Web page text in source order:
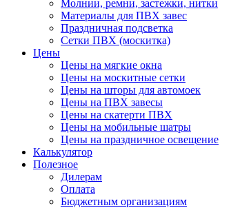
Молнии, ремни, застежки, нитки
Материалы для ПВХ завес
Праздничная подсветка
Сетки ПВХ (москитка)
Цены
Цены на мягкие окна
Цены на москитные сетки
Цены на шторы для автомоек
Цены на ПВХ завесы
Цены на скатерти ПВХ
Цены на мобильные шатры
Цены на праздничное освещение
Калькулятор
Полезное
Дилерам
Оплата
Бюджетным организациям